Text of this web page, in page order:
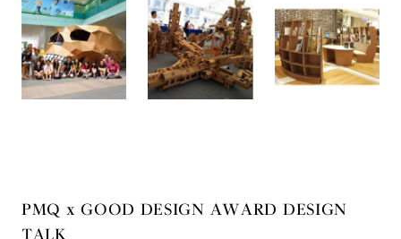
PMQ x GOOD DESIGN AWARD DESIGN
TALK